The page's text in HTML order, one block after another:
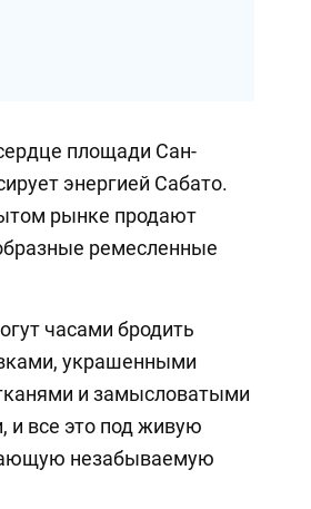
площади Сан-
энергией Сабато.
рынке продают
ремесленные
часами бродить
украшенными
и замысловатыми
и все это под живую
незабываемую